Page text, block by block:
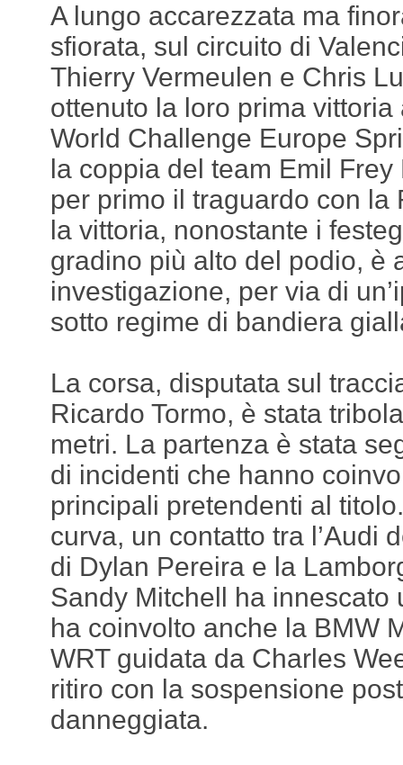
A lungo accarezzata ma
sfiorata, sul circuito di
Thierry Vermeulen e Chris
ottenuto la loro prima vittoria
World Challenge Europe
la coppia del team Emil
per primo il traguardo con la
la vittoria, nonostante i
gradino più alto del podio, è
investigazione, per via di
sotto regime di bandiera
La corsa, disputata sul
Ricardo Tormo, è stata
metri. La partenza è stata
di incidenti che hanno
principali pretendenti al
curva, un contatto tra l’Audi
di Dylan Pereira e la
Sandy Mitchell ha innescato
ha coinvolto anche la BMW
WRT guidata da Charles
ritiro con la sospensione
danneggiata.